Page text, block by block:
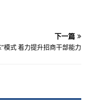
下一篇
模式 着力提升招商干部能力